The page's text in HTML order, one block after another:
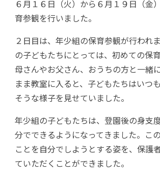
入園のご案内
アクセス
６月１６日（火）から６月１９日（金
育参観を行いました。
２日目は、年少組の保育参観が行われ
の子どもたちにとっては、初めての保
母さんやお父さん、おうちの方と一緒
まま教室に入ると、子どもたちはいつ
そうな様子を見せていました。
年少組の子どもたちは、登園後の身支
分でできるようになってきました。こ
ことを自分でしようとする姿を、保護
ていただくことができました。